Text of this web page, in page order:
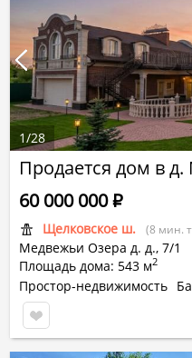
Продается дом в
Щелковское ш. (8 мин.
Медвежьи Озера д. д., 7/1
Площадь дома: 543 м2
60 000 000Р
Простор-недвижимость
1/28